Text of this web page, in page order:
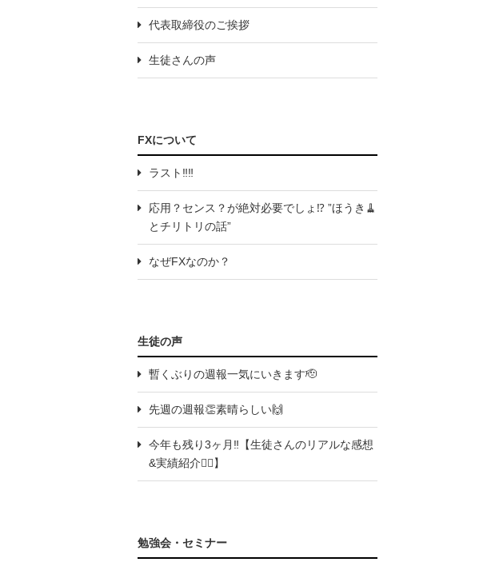
代表取締役のご挨拶
生徒さんの声
FXについて
ラスト‼️‼️
応用？センス？が絶対必要でしょ⁉️ ”ほうき🧹
とチリトリの話”
なぜFXなのか？
生徒の声
暫くぶりの週報一気にいきます🫡
先週の週報👏素晴らしい🙌
今年も残り3ヶ月‼️【生徒さんのリアルな感想
&実績紹介💁‍♀️】
勉強会・セミナー